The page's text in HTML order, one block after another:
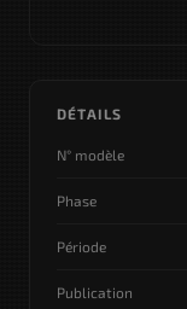
DÉTAILS
N° modèle
Phase
Période
Publication